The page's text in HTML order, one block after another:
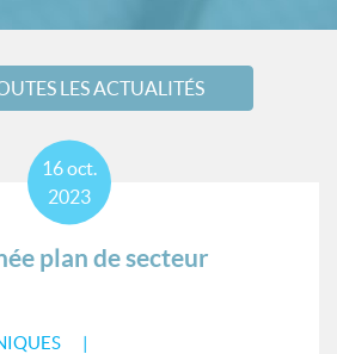
LES ACTUALITÉS
plan de secteur
16oct.
2023